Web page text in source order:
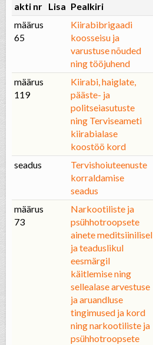
akti nr Lisa Pealkiri
määrus
65
Kiirabibrigaadi
koosseisu ja
varustuse nõuded
ning tööjuhend
määrus
119
Kiirabi, haiglate,
pääste- ja
politseiasutuste
ning Terviseameti
kiirabialase
koostöö kord
seadus
Tervishoiuteenuste
korraldamise
seadus
määrus
73
Narkootiliste ja
psühhotroopsete
ainete meditsiinilisel
ja teaduslikul
eesmärgil
käitlemise ning
sellealase arvestuse
ja aruandluse
tingimused ja kord
ning narkootiliste ja
psühhotroopsete